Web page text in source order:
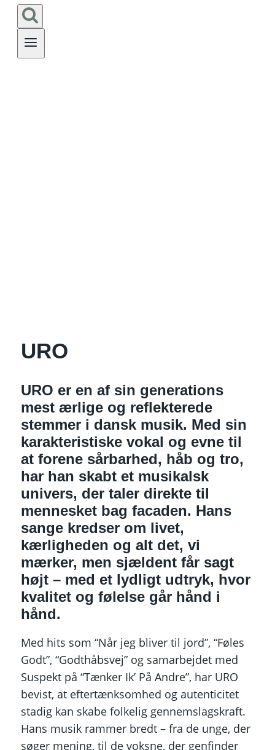
URO
URO er en af sin generations
mest ærlige og reflekterede
stemmer i dansk musik. Med sin
karakteristiske vokal og evne til
at forene sårbarhed, håb og tro,
har han skabt et musikalsk
univers, der taler direkte til
mennesket bag facaden. Hans
sange kredser om livet,
kærligheden og alt det, vi
mærker, men sjældent får sagt
højt – med et lydligt udtryk, hvor
kvalitet og følelse går hånd i
hånd.
Med hits som “Når jeg bliver til jord”, “Føles
Godt”, “Godthåbsvej” og samarbejdet med
Suspekt på “Tænker Ik’ På Andre”, har URO
bevist, at eftertænksomhed og autenticitet
stadig kan skabe folkelig gennemslagskraft.
Hans musik rammer bredt – fra de unge, der
søger mening, til de voksne, der genfinder